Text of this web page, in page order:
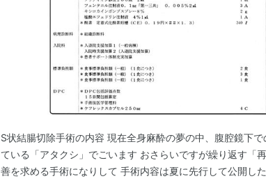
S状結腸切除手術の内容 現在全身麻酔の夢の中、腹腔鏡下
ている「アタクシ」でごいます おさらいですが繰り返す「
善を求める手術になりして 手術内容は夏に先行して公開し